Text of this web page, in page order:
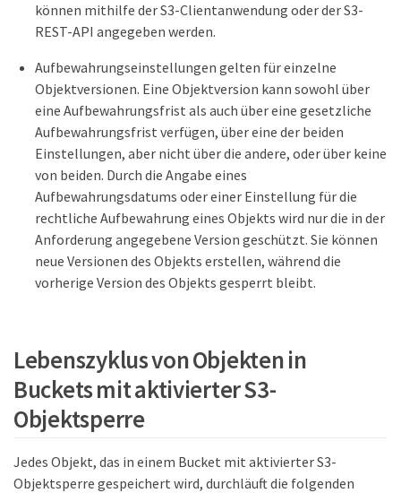
können mithilfe der S3-Clientanwendung oder der S3-
REST-API angegeben werden.
Aufbewahrungseinstellungen gelten für einzelne
Objektversionen. Eine Objektversion kann sowohl über
eine Aufbewahrungsfrist als auch über eine gesetzliche
Aufbewahrungsfrist verfügen, über eine der beiden
Einstellungen, aber nicht über die andere, oder über keine
von beiden. Durch die Angabe eines
Aufbewahrungsdatums oder einer Einstellung für die
rechtliche Aufbewahrung eines Objekts wird nur die in der
Anforderung angegebene Version geschützt. Sie können
neue Versionen des Objekts erstellen, während die
vorherige Version des Objekts gesperrt bleibt.
Lebenszyklus von Objekten in
Buckets mit aktivierter S3-
Objektsperre
Jedes Objekt, das in einem Bucket mit aktivierter S3-
Objektsperre gespeichert wird, durchläuft die folgenden